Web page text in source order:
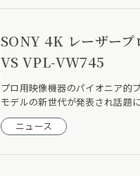
SONY 4K レーザー
VS VPL-VW745
プロ用映像機器のパイオニア的
モデルの新世代が発表され話題
ニュース